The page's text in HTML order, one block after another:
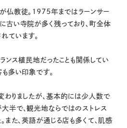
仏教徒。1975年まではラーンサー
古い寺院が多く残っており、町全体
ています。
ンス植民地だったことも関係してい
多い印象です。
りましたが、基本的には少人数で
半で、観光地ならではのストレス
また、英語が通じる店も多くて、肌感